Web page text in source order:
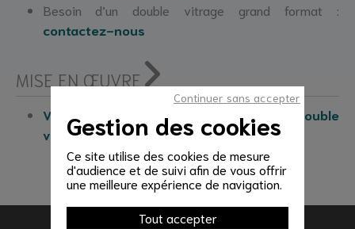
Gestion des cookies
Ce site utilise des cookies de mesure
d'audience et de suivi afin de vous offrir
une meilleure expérience de navigation.
Tout accepter
Continuer sans accepter
Besoin d’un double vitrage grand format :
contactez-nous
MISE EN ŒUVRE
Voir nos tutoriels de mise en œuvre du double
vitrage